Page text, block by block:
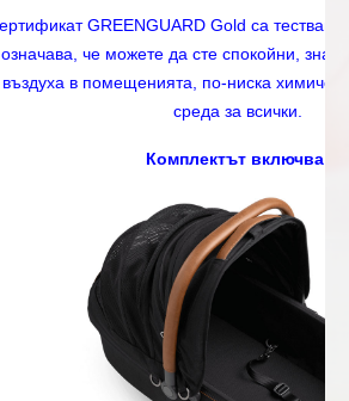
GREENGUARD Gold са тествани
че можете да сте спокойни,
в помещенията, по-ниска
среда за всички.
Комплектът включва: